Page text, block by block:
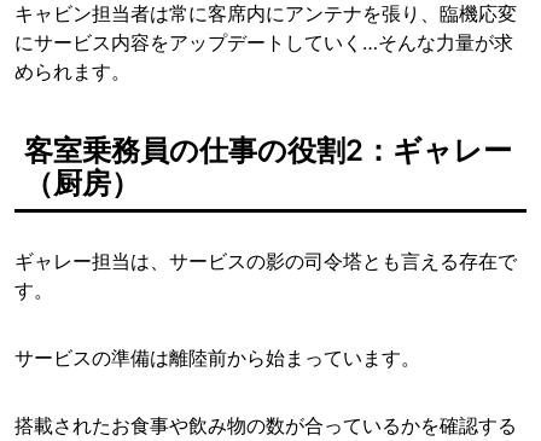
キャビン担当者は常に客席内にアンテナを張り、臨機応変
にサービス内容をアップデートしていく…そんな力量が求
められます。
客室乗務員の仕事の役割2：ギャレー
（厨房）
ギャレー担当は、サービスの影の司令塔とも言える存在で
す。
サービスの準備は離陸前から始まっています。
搭載されたお食事や飲み物の数が合っているかを確認する